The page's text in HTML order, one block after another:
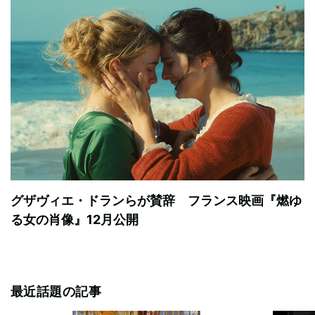
グザヴィエ・ドランらが賛辞 フランス映画『燃ゆ
る女の肖像』12月公開
最近話題の記事